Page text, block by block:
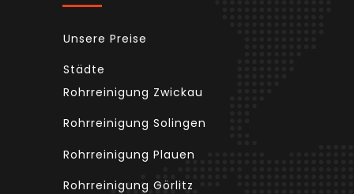
Unsere Preise
Städte
Rohrreinigung Zwickau
Rohrreinigung Solingen
Rohrreinigung Plauen
Rohrreinigung Görlitz